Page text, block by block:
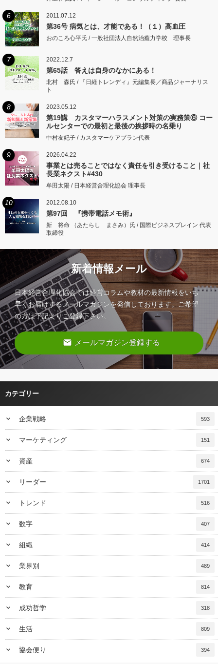
6 2011.07.12
第36号 病気とは、才能である！（１）高血圧
おのころ心平氏 / 一般社団法人自然治癒力学校 理事長
7 2022.12.7
第65話 答えは自身のなかにある！
北村 森氏 / 『日経トレンディ』元編集長／商品ジャーナリス
ト
8 2023.05.12
第19講 カスタマーハラスメント対策の実務策⑥ コー
ルセンターでの最初と最後の挨拶時の名乗り
中村友妃子 / カスタマーケアプラン代表
9 2026.04.22
事業とは売ることではなく責任を引き受けること｜社
長業ネクスト#430
牟田太陽 / 日本経営合理化協会 理事長
10 2012.08.10
第97回 『携帯電話メモ術』
新 将命 （あたらし まさみ）氏 / 国際ビジネスブレイン 代表
取締役
新着情報メール
日本経営合理化協会では経営コラムや教材の最新情報をいち
早くお届けするメールマガジンを発信しております。ご希望
の方は下記よりご登録下さい。
email メールマガジン登録する
カテゴリー
keyboard_arrow_down 企業戦略 593
keyboard_arrow_down マーケティング 151
keyboard_arrow_down 資産 674
keyboard_arrow_down リーダー 1701
keyboard_arrow_down トレンド 516
keyboard_arrow_down 数字 407
keyboard_arrow_down 組織 414
keyboard_arrow_down 業界別 489
keyboard_arrow_down 教育 814
keyboard_arrow_down 成功哲学 318
keyboard_arrow_down 生活 809
keyboard_arrow_down 協会便り 394